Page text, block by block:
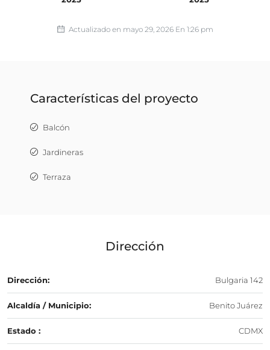
Actualizado en mayo 29, 2026 En 1:26 pm
Características del proyecto
Balcón
Jardineras
Terraza
Dirección
Dirección: Bulgaria 142
Alcaldía / Municipio: Benito Juárez
Estado : CDMX